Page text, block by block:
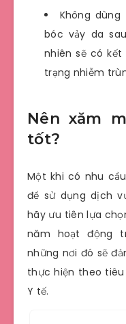
Không
bóc vảy da
nhiên sẽ có
trạng nhiễm
Nên xăm
tốt?
Một khi có nhu
để sử dụng dịch
hãy ưu tiên lựa
năm hoạt động
những nơi đó sẽ
thực hiện theo
Y tế.